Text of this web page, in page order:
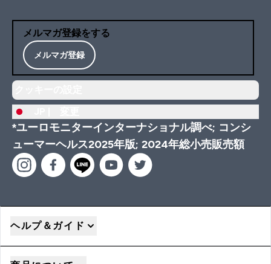
メルマガ登録をする
メルマガ登録
*ユーロモニターインターナショナル調べ; コンシ
ューマーヘルス2025年版; 2024年総小売販売額
ヘルプ＆ガイド